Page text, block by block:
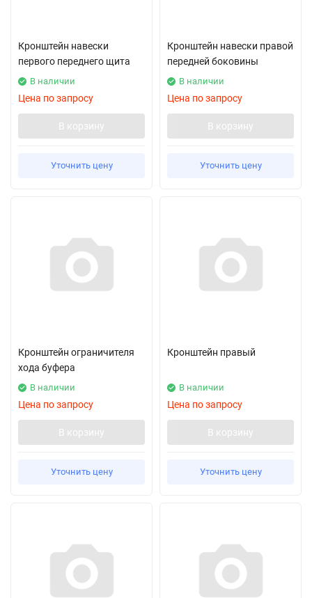
Кронштейн навески
первого переднего щита
В наличии
Цена по запросу
В корзину
Уточнить цену
Кронштейн навески правой
передней боковины
В наличии
Цена по запросу
В корзину
Уточнить цену
Кронштейн ограничителя
хода буфера
В наличии
Цена по запросу
В корзину
Уточнить цену
Кронштейн правый
В наличии
Цена по запросу
В корзину
Уточнить цену